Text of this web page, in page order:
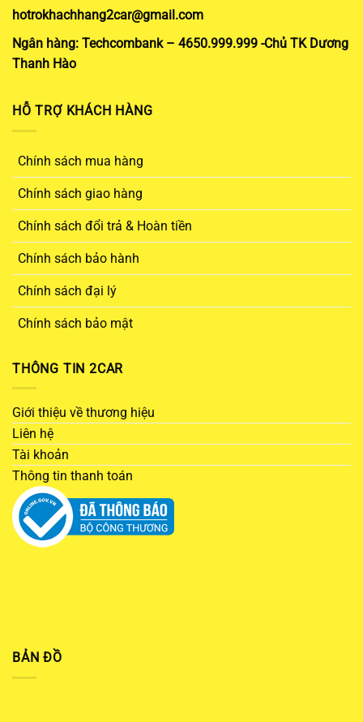
hotrokhachhang2car@gmail.com
Ngân hàng: Techcombank – 4650.999.999 -Chủ TK Dương
Thanh Hào
HỖ TRỢ KHÁCH HÀNG
Chính sách mua hàng
Chính sách giao hàng
Chính sách đổi trả & Hoàn tiền
Chính sách bảo hành
Chính sách đại lý
Chính sách bảo mật
THÔNG TIN 2CAR
Giới thiệu về thương hiệu
Liên hệ
Tài khoản
Thông tin thanh toán
BẢN ĐỒ